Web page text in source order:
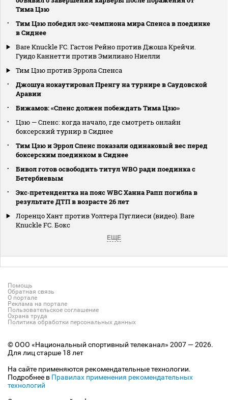
Тима Цзю
Тим Цзю победил экс‑чемпиона мира Спенса в поединке
в Сиднее
Bare Knuckle FC. Гастон Рейно против Джоша Крейчи.
Гуидо Каннетти против Эмилиано Ниелли
Тим Цзю против Эррола Спенса
Джошуа нокаутировал Пренгу на турнире в Саудовской
Аравии
Бижамов: «Спенс должен побеждать Тима Цзю»
Цзю — Спенс: когда начало, где смотреть онлайн
боксерский турнир в Сиднее
Тим Цзю и Эррол Спенс показали одинаковый вес перед
боксерским поединком в Сиднее
Бивол готов освободить титул WBO ради поединка с
Бетербиевым
Экс‑претендентка на пояс WBC Ханна Рапп погибла в
результате ДТП в возрасте 26 лет
Лоренцо Хант против Уолтера Пуглиеси (видео). Bare
Knuckle FC. Бокс
ЕЩЕ
Помощь
Обратная связь
О портале
Реклама на портале
Пользовательское соглашение
Охрана труда
Политика обработки персональных данных
© ООО «Национальный спортивный телеканал» 2007 — 2026.
Для лиц старше 18 лет
На сайте применяются рекомендательные технологии.
Подробнее в Правилах применения рекомендательных
технологий